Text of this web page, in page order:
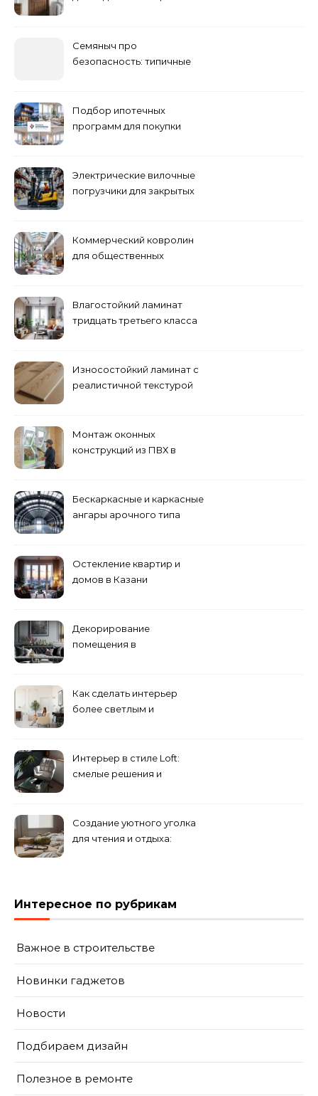
Семяныч про
безопасность: типичные
Подбор ипотечных
программ для покупки
Электрические вилочные
погрузчики для закрытых
Коммерческий ковролин
для общественных
Влагостойкий ламинат
тридцать третьего класса
Износостойкий ламинат с
реалистичной текстурой
Монтаж оконных
конструкций из ПВХ в
Бескаркасные и каркасные
ангары арочного типа
Остекление квартир и
домов в Казани
Декорирование
помещения в
направлений для создания
уникального комплекса
Как сделать интерьер
более светлым и
помещения
Интерьер в стиле Loft:
смелые решения и
Создание уютного уголка
для чтения и отдыха:
Интересное по рубрикам
Важное в строительстве
Новинки гаджетов
Новости
Подбираем дизайн
Полезное в ремонте